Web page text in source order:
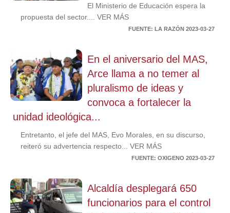
El Ministerio de Educación espera la
propuesta del sector.... VER MÁS
FUENTE: LA RAZÓN 2023-03-27
En el aniversario del MAS,
Arce llama a no temer al
pluralismo de ideas y
convoca a fortalecer la
unidad ideológica...
Entretanto, el jefe del MAS, Evo Morales, en su discurso,
reiteró su advertencia respecto... VER MÁS
FUENTE: OXIGENO 2023-03-27
Alcaldía desplegará 650
funcionarios para el control